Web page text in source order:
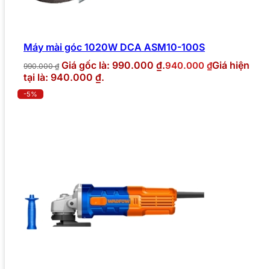
Máy mài góc 1020W DCA ASM10-100S
990.000₫ Giá gốc là: 990.000 ₫.940.000 ₫Giá hiện
tại là: 940.000 ₫.
-5%